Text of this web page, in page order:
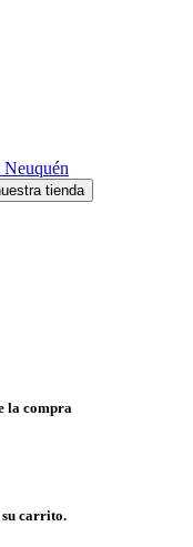
tienda
la compra
carrito.